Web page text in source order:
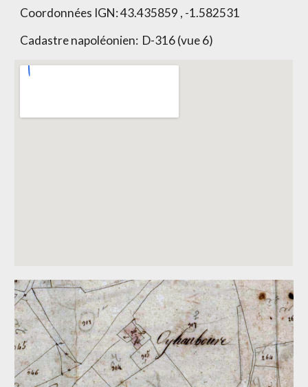
Coordonnées IGN:43.435859 , -1.582531
Cadastre napoléonien: D-316 (vue 6)